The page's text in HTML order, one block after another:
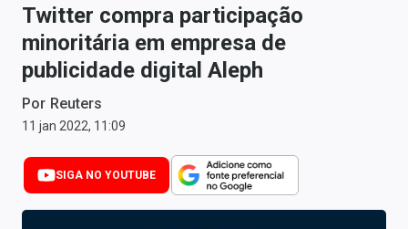
Money Trader
Anuncie
Últimas Notícias
Newsletters
Cotações
Twitter compra participação
minoritária em empresa de
publicidade digital Aleph
Por Reuters
11 jan 2022, 11:09
SIGA NO YOUTUBE